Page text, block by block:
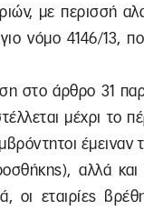
με περισσή
νόμο 4146/13,
στο άρθρο 31
μέχρι το
αλλά
οι εταιρίες